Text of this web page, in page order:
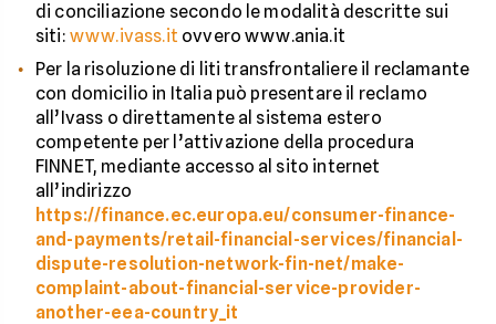
di conciliazione secondo le modalità descritte sui
siti: www.ivass.it ovvero www.ania.it
Per la risoluzione di liti transfrontaliere il reclamante
con domicilio in Italia può presentare il reclamo
all’Ivass o direttamente al sistema estero
competente per l’attivazione della procedura
FINNET, mediante accesso al sito internet
all’indirizzo
https://finance.ec.europa.eu/consumer-finance-
and-payments/retail-financial-services/financial-
dispute-resolution-network-fin-net/make-
complaint-about-financial-service-provider-
another-eea-country_it